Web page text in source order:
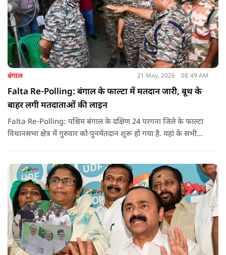
बंगाल 21 May, 2026 08:49 AM
Falta Re-Polling: बंगाल के फाल्टा में मतदान जारी, बूथ के
बाहर लगी मतदाताओं की लाइन
Falta Re-Polling: पश्चिम बंगाल के दक्षिण 24 परगना जिले के फाल्टा
विधानसभा क्षेत्र में गुरुवार को पुनर्मतदान शुरू हो गया है. यहां के सभी